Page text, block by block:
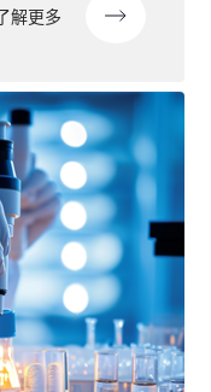
了解更多